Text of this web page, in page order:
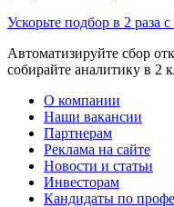
Ускорьте подбор в 2 раза
Автоматизируйте сбор
собирайте аналитику в 2
О компании
Наши вакансии
Партнерам
Реклама на сайте
Новости и статьи
Инвесторам
Кандидаты по